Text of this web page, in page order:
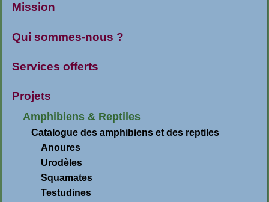
Mission
Qui sommes-nous ?
Services offerts
Projets
Amphibiens & Reptiles
Catalogue des amphibiens et des reptiles
Anoures
Urodèles
Squamates
Testudines